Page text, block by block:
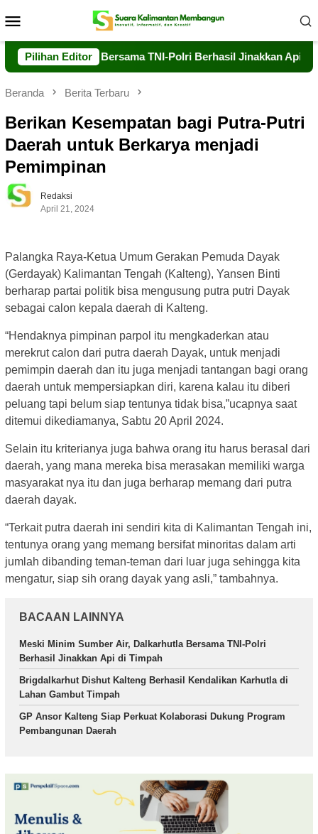
ke
Mobile
Pilihan Editor
Bersama TNI-Polri Berhasil Jinakkan Api di Timpah
Beranda Berita Terbaru
Berikan Kesempatan bagi Putra-Putri
Daerah untuk Berkarya menjadi
Pemimpinan
Redaksi
April 21, 2024
Palangka Raya-Ketua Umum Gerakan Pemuda Dayak
(Gerdayak) Kalimantan Tengah (Kalteng), Yansen Binti
berharap partai politik bisa mengusung putra putri Dayak
sebagai calon kepala daerah di Kalteng.
“Hendaknya pimpinan parpol itu mengkaderkan atau
merekrut calon dari putra daerah Dayak, untuk menjadi
pemimpin daerah dan itu juga menjadi tantangan bagi orang
daerah untuk mempersiapkan diri, karena kalau itu diberi
peluang tapi belum siap tentunya tidak bisa,”ucapnya saat
ditemui dikediamanya, Sabtu 20 April 2024.
Selain itu kriterianya juga bahwa orang itu harus berasal dari
daerah, yang mana mereka bisa merasakan memiliki warga
masyarakat nya itu dan juga berharap memang dari putra
daerah dayak.
“Terkait putra daerah ini sendiri kita di Kalimantan Tengah ini,
tentunya orang yang memang bersifat minoritas dalam arti
jumlah dibanding teman-teman dari luar juga sehingga kita
mengatur, siap sih orang dayak yang asli,” tambahnya.
BACAAN LAINNYA
Meski Minim Sumber Air, Dalkarhutla Bersama TNI-Polri
Berhasil Jinakkan Api di Timpah
Brigdalkarhut Dishut Kalteng Berhasil Kendalikan Karhutla di
Lahan Gambut Timpah
GP Ansor Kalteng Siap Perkuat Kolaborasi Dukung Program
Pembangunan Daerah